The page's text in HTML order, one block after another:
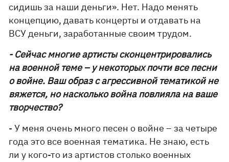
сидишь за наши деньги». Нет. Надо менять
концепцию, давать концерты и отдавать на
ВСУ деньги, заработанные своим трудом.
- Сейчас многие артисты сконцентрировались
на военной теме – у некоторых почти все песни
о войне. Ваш образ с агрессивной тематикой не
вяжется, но насколько война повлияла на ваше
творчество?
- У меня очень много песен о войне – за четыре
года это все военная тематика. Не знаю, есть
ли у кого-то из артистов столько военных